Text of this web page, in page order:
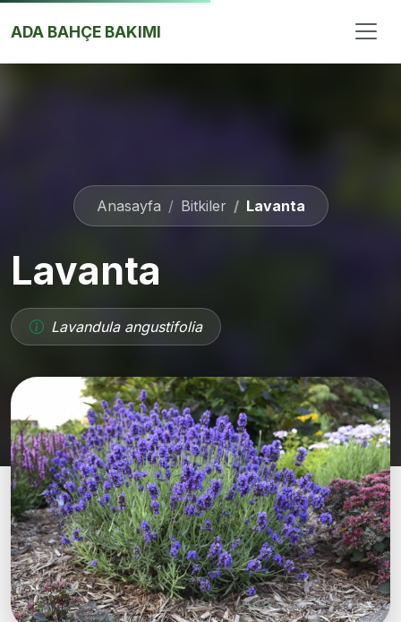
ADA BAHÇE BAKIMI
Anasayfa Bitkiler Lavanta
Lavanta
Lavandula angustifolia